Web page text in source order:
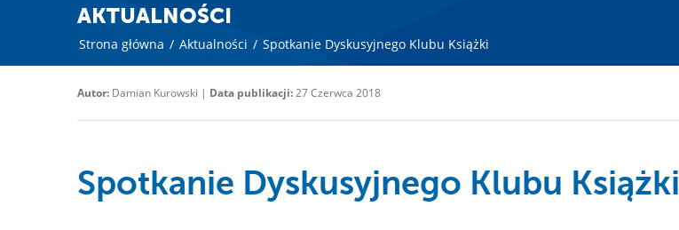
AKTUALNOŚCI
Strona główna / Aktualności / Spotkanie Dyskusyjnego Klubu Książki
Autor: Damian Kurowski | Data publikacji:27 Czerwca 2018
Spotkanie Dyskusyjnego Klubu Książki